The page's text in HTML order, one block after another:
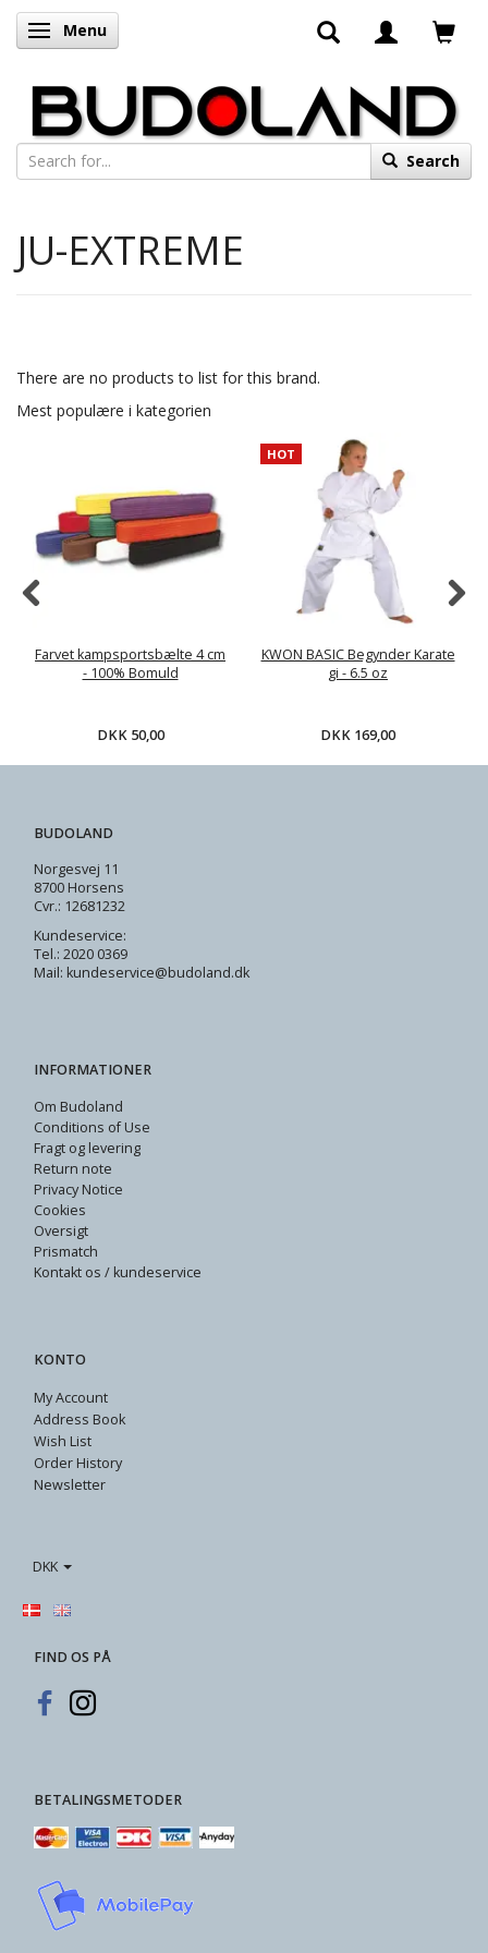
Toggle navigation
Menu
Search
JU-EXTREME
There are no products to list for this brand.
Mest populære i kategorien
Farvet kampsportsbælte 4 cm
- 100% Bomuld
DKK 50,00
HOT
KWON BASIC Begynder Karate
gi - 6.5 oz
DKK 169,00
BUDOLAND
Norgesvej 11
8700 Horsens
Cvr.: 12681232
Kundeservice:
Tel.: 2020 0369
Mail: kundeservice@budoland.dk
INFORMATIONER
Om Budoland
Conditions of Use
Fragt og levering
Return note
Privacy Notice
Cookies
Oversigt
Prismatch
Kontakt os / kundeservice
KONTO
My Account
Address Book
Wish List
Order History
Newsletter
DKK
FIND OS PÅ
BETALINGSMETODER